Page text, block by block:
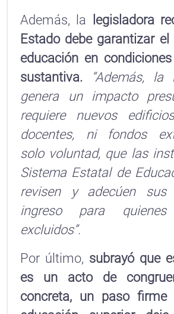
Además, la
legisladora
Estado debe garantizar
educación en
sustantiva.
“Además,
genera un impacto
requiere nuevos
docentes, ni fondos
solo voluntad, que las
Sistema Estatal de
revisen y adecúen sus
ingreso para
excluidos”.
Por último, subrayó que
es un acto de
concreta, un paso